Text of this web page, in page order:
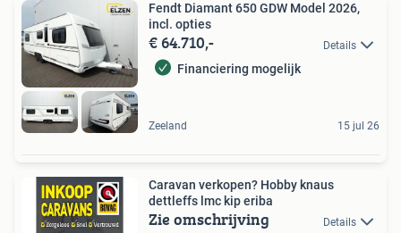
Fendt Diamant 650 GDW Model 2026,
incl. opties
€ 64.710,- Details
Financiering mogelijk
Zeeland 15 jul 26
Caravan verkopen? Hobby knaus
dettleffs lmc kip eriba
Zie omschrijving Details